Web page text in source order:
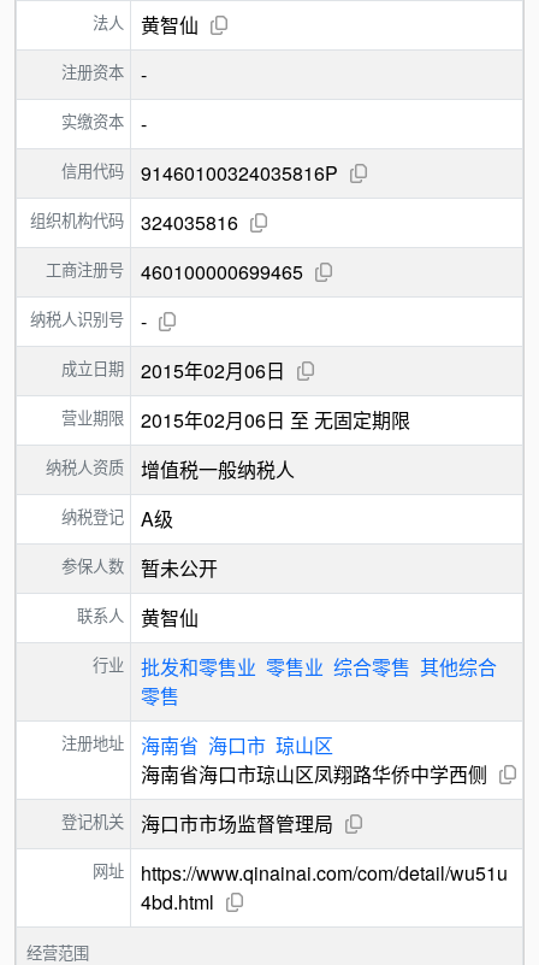
法人 黄智仙
注册资本 -
实缴资本 -
信用代码 91460100324035816P
组织机构代码 324035816
工商注册号 460100000699465
纳税人识别号 -
成立日期 2015年02月06日
营业期限 2015年02月06日 至 无固定期限
纳税人资质 增值税一般纳税人
纳税登记 A级
参保人数 暂未公开
联系人 黄智仙
行业 批发和零售业 零售业 综合零售 其他综合
零售
注册地址 海南省 海口市 琼山区
海南省海口市琼山区凤翔路华侨中学西侧
登记机关 海口市市场监督管理局
网址
https://www.qinainai.com/com/detail/wu51u
4bd.html
经营范围